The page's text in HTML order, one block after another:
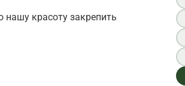
нашу красоту закрепить